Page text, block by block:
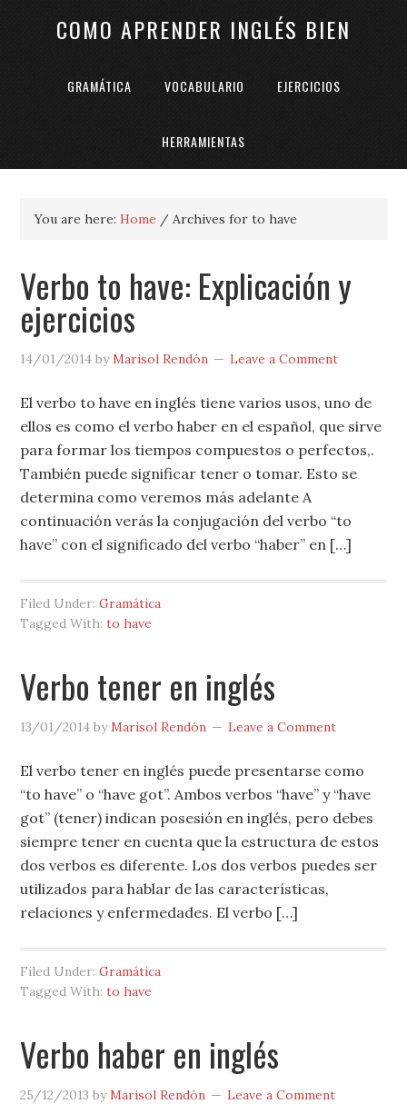
COMO APRENDER INGLÉS BIEN
GRAMÁTICA VOCABULARIO EJERCICIOS
HERRAMIENTAS
You are here:Home / Archives for to have
Verbo to have: Explicación y
ejercicios
14/01/2014 byMarisol Rendón Leave a Comment
El verbo to have en inglés tiene varios usos, uno de
ellos es como el verbo haber en el español, que sirve
para formar los tiempos compuestos o perfectos,.
También puede significar tener o tomar. Esto se
determina como veremos más adelante A
continuación verás la conjugación del verbo “to
have” con el significado del verbo “haber” en […]
Filed Under:Gramática
Tagged With:to have
Verbo tener en inglés
13/01/2014 byMarisol Rendón Leave a Comment
El verbo tener en inglés puede presentarse como
“to have” o “have got”. Ambos verbos “have” y “have
got” (tener) indican posesión en inglés, pero debes
siempre tener en cuenta que la estructura de estos
dos verbos es diferente. Los dos verbos puedes ser
utilizados para hablar de las características,
relaciones y enfermedades. El verbo […]
Filed Under:Gramática
Tagged With:to have
Verbo haber en inglés
25/12/2013 byMarisol Rendón Leave a Comment